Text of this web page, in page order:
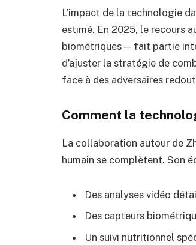
L’impact de la technologie
estimé. En 2025, le recours
biométriques — fait partie
d’ajuster la stratégie de
face à des adversaires
Comment la
La collaboration autour de
humain se complètent. Son
Des analyses vidéo
Des capteurs
Un suivi nutritionnel